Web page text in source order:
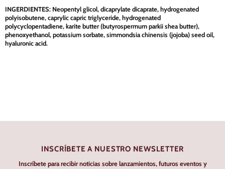
INGERDIENTES: Neopentyl glicol, dicaprylate dicaprate, hydrogenated
polyisobutene, caprylic capric triglyceride, hydrogenated
polycyclopentadiene, karite butter (butyrospermum parkii shea butter),
phenoxyethanol, potassium sorbate, simmondsia chinensis (jojoba) seed oil,
hyaluronic acid.
INSCRÍBETE A NUESTRO NEWSLETTER
Inscríbete para recibir noticias sobre lanzamientos, futuros eventos y